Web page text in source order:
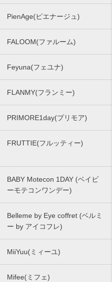
PienAge(ピエナージュ)
FALOOM(ファルーム)
Feyuna(フェユナ)
FLANMY(フランミー)
PRIMORE1day(プリモア)
FRUTTIE(フルッティー)
BABY Motecon 1DAY (ベイビ
ーモテコンワンデー)
Belleme by Eye coffret (ベルミ
ー by アイコフレ)
MiiYuu(ミィーユ)
Mifee(ミフェ)